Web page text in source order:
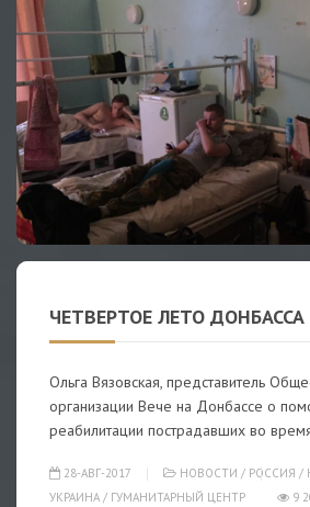
ЧЕТВЕРТОЕ ЛЕТО ДОНБАССА
Ольга Вязовская, представитель
организации Вече на Донбассе о
реабилитации пострадавших во
28-АВГ-2017 НОВОСТИ / РОССИЯ /
УКРАИНА / ГУМАНИТАРНЫЙ ЦЕНТР 9